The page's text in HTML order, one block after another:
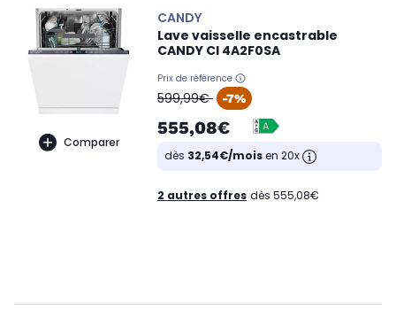
Comparer
CANDY
Lave vaisselle encastrable
CANDY CI 4A2F0SA
Prix de référence
oldPrice
599,99€ -7%
555,08€
dès 32,54€/moisen 20x
2 autres offres dès 555,08€